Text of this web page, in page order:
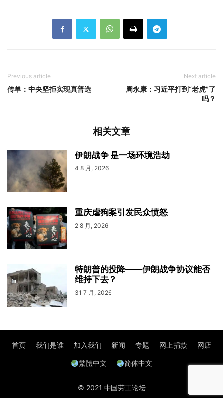
Previous article
传单：中央坚拒实现真普选
Next article
周永康：习近平打到“老虎”了
吗？
相关文章
伊朗战争 是一场环境浩劫
4 8 月, 2026
重庆虐狗案引发民众愤怒
2 8 月, 2026
特朗普的投降——伊朗战争协议能否
维持下去？
31 7 月, 2026
首页 我们是谁 加入我们 新闻 专题 网上捐款 网店
繁體中文 简体中文
© 2021 中国劳工论坛